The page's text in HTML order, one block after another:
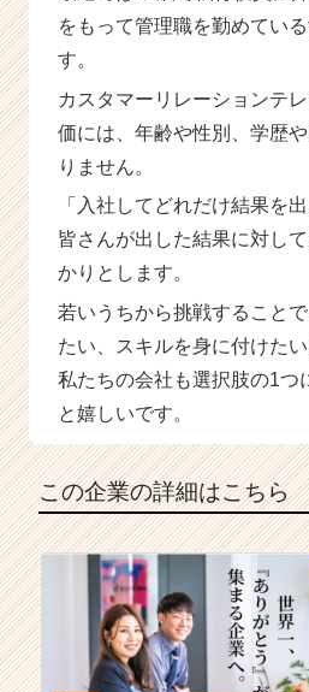
をもって管理職を勤めてい
す。
カスタマーリレーションテ
価には、年齢や性別、学歴
りません。
「入社してどれだけ結果を
皆さんが出した結果に対し
かりとします。
若いうちから挑戦すること
たい、スキルを身に付けたい
私たちの会社も選択肢の1つ
と嬉しいです。
この企業の詳細はこちら